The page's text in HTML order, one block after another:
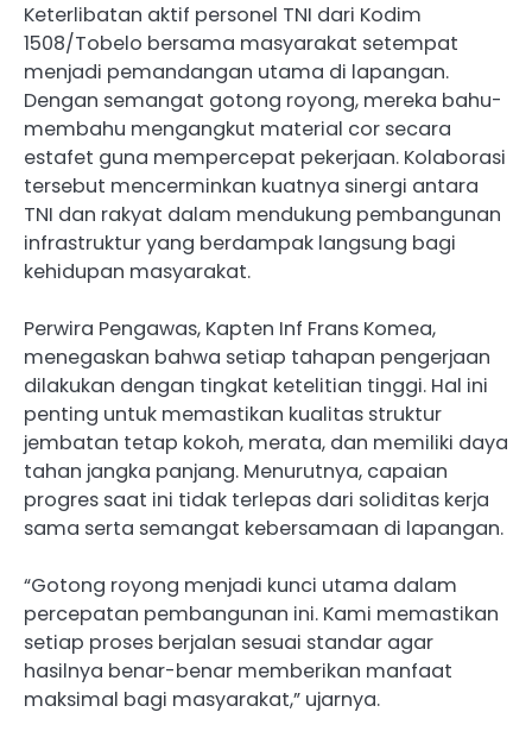
Keterlibatan aktif personel TNI dari Kodim
1508/Tobelo bersama masyarakat setempat
menjadi pemandangan utama di lapangan.
Dengan semangat gotong royong, mereka bahu-
membahu mengangkut material cor secara
estafet guna mempercepat pekerjaan. Kolaborasi
tersebut mencerminkan kuatnya sinergi antara
TNI dan rakyat dalam mendukung pembangunan
infrastruktur yang berdampak langsung bagi
kehidupan masyarakat.
Perwira Pengawas, Kapten Inf Frans Komea,
menegaskan bahwa setiap tahapan pengerjaan
dilakukan dengan tingkat ketelitian tinggi. Hal ini
penting untuk memastikan kualitas struktur
jembatan tetap kokoh, merata, dan memiliki daya
tahan jangka panjang. Menurutnya, capaian
progres saat ini tidak terlepas dari soliditas kerja
sama serta semangat kebersamaan di lapangan.
“Gotong royong menjadi kunci utama dalam
percepatan pembangunan ini. Kami memastikan
setiap proses berjalan sesuai standar agar
hasilnya benar-benar memberikan manfaat
maksimal bagi masyarakat,” ujarnya.